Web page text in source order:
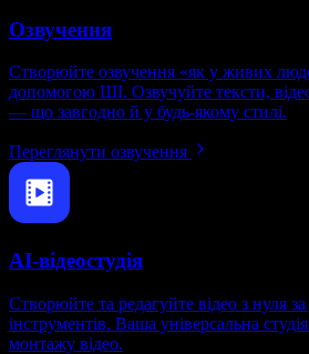
Озвучення
Створюйте озвучення «як у живих
допомогою ШІ. Озвучуйте тексти,
— що завгодно й у будь-якому стилі.
Переглянути озвучення
AI-відеостудія
Створюйте та редагуйте відео з нуля
інструментів. Ваша універсальна
монтажу відео.